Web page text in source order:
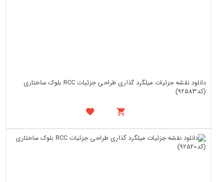
دانلود نقشه جزئیات میلگرد گذاری طراحی جزئیات RCC بلوک ساختاری
(کد92583)